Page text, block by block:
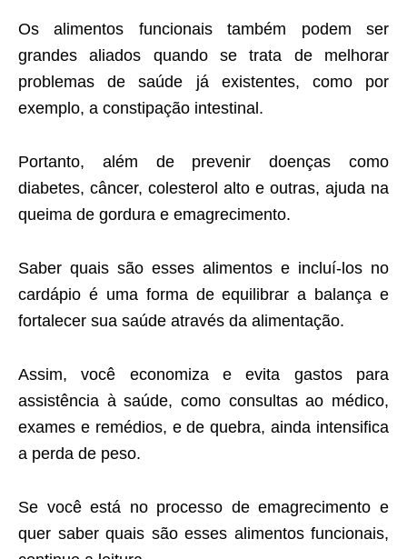
Os alimentos funcionais também podem ser
grandes aliados quando se trata de melhorar
problemas de saúde já existentes, como por
exemplo, a constipação intestinal.
Portanto, além de prevenir doenças como
diabetes, câncer, colesterol alto e outras, ajuda na
queima de gordura e emagrecimento.
Saber quais são esses alimentos e incluí-los no
cardápio é uma forma de equilibrar a balança e
fortalecer sua saúde através da alimentação.
Assim, você economiza e evita gastos para
assistência à saúde, como consultas ao médico,
exames e remédios, e de quebra, ainda intensifica
a perda de peso.
Se você está no processo de emagrecimento e
quer saber quais são esses alimentos funcionais,